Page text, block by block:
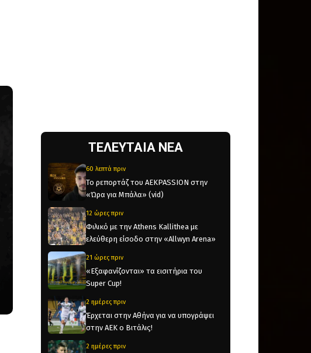
ΤΕΛΕΥΤΑΙΑ ΝΕΑ
60 λεπτά πριν
Το ρεπορτάζ του AEKPASSION στην
«Ώρα για Μπάλα» (vid)
12 ώρες πριν
Φιλικό με την Athens Kallithea με
ελεύθερη είσοδο στην «Allwyn Arena»
21 ώρες πριν
«Εξαφανίζονται» τα εισιτήρια του
Super Cup!
2 ημέρες πριν
Έρχεται στην Αθήνα για να υπογράψει
στην ΑΕΚ ο Βιτάλις!
2 ημέρες πριν